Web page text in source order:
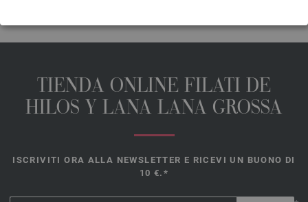
TIENDA ONLINE FILATI DE
HILOS Y LANA LANA GROSSA
ISCRIVITI ORA ALLA NEWSLETTER E RICEVI UN BUONO DI
10 €.*